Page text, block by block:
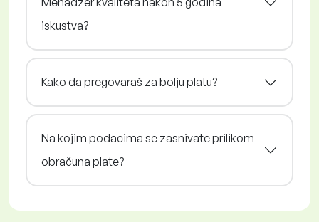
iskustva?
Kako da pregovaraš za bolju platu?
Na kojim podacima se zasnivate prilikom
obračuna plate?